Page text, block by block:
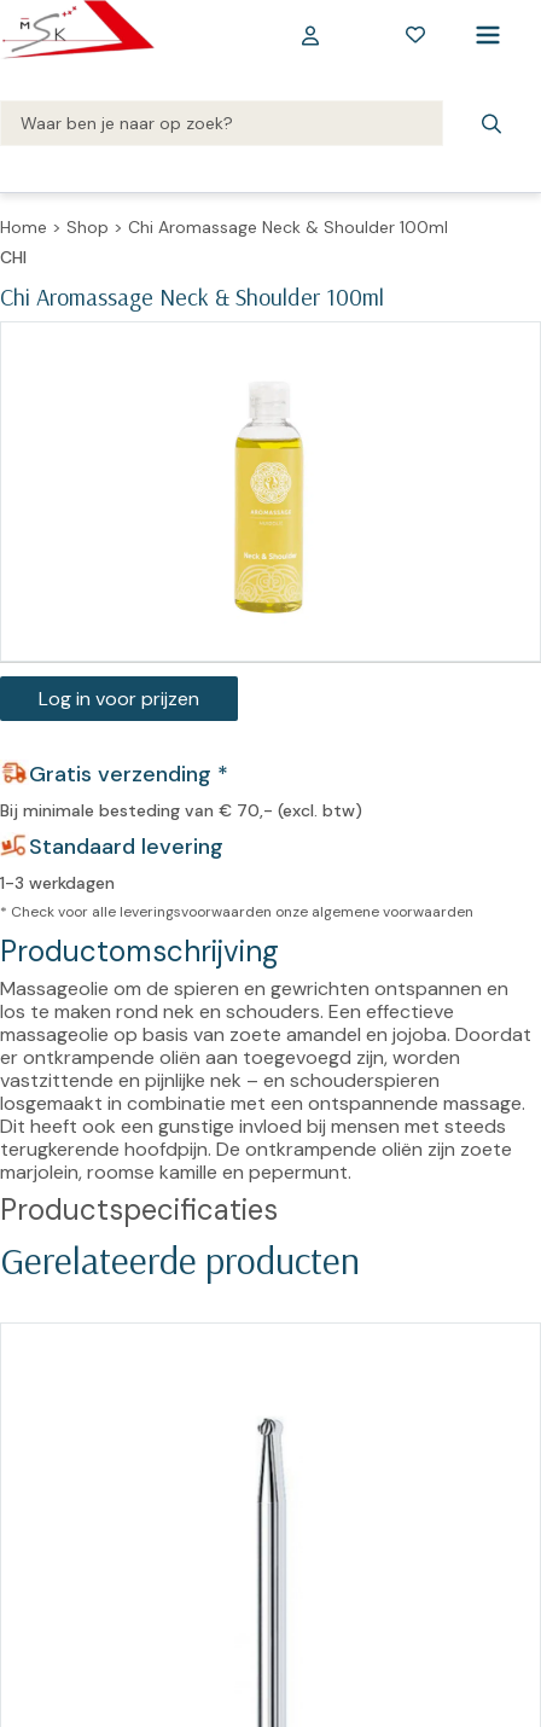
Home > Shop > Chi Aromassage Neck & Shoulder 100ml
Chi Aromassage Neck & Shoulder 100ml
CHI
Log in voor prijzen
Gratis verzending *
Bij minimale besteding van € 70,- (excl. btw)
Standaard levering
1-3 werkdagen
* Check voor alle leveringsvoorwaarden onze algemene voorwaarden
Productomschrijving
Massageolie om de spieren en gewrichten ontspannen en
los te maken rond nek en schouders. Een effectieve
massageolie op basis van zoete amandel en jojoba. Doordat
er ontkrampende oliën aan toegevoegd zijn, worden
vastzittende en pijnlijke nek – en schouderspieren
losgemaakt in combinatie met een ontspannende massage.
Dit heeft ook een gunstige invloed bij mensen met steeds
terugkerende hoofdpijn. De ontkrampende oliën zijn zoete
marjolein, roomse kamille en pepermunt.
Productspecificaties
Gerelateerde producten